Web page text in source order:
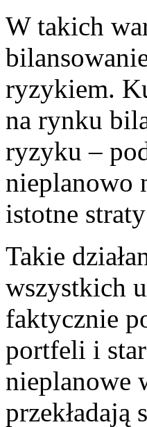
W takich
ryzykiem.
na rynku
ryzyku –
nieplanowo
istotne
Takie
wszystkich
faktycznie
portfeli i
nieplanowe
przekładają